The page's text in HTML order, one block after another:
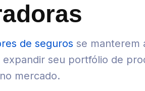
de seguros se manterem
seu portfólio de
mercado.